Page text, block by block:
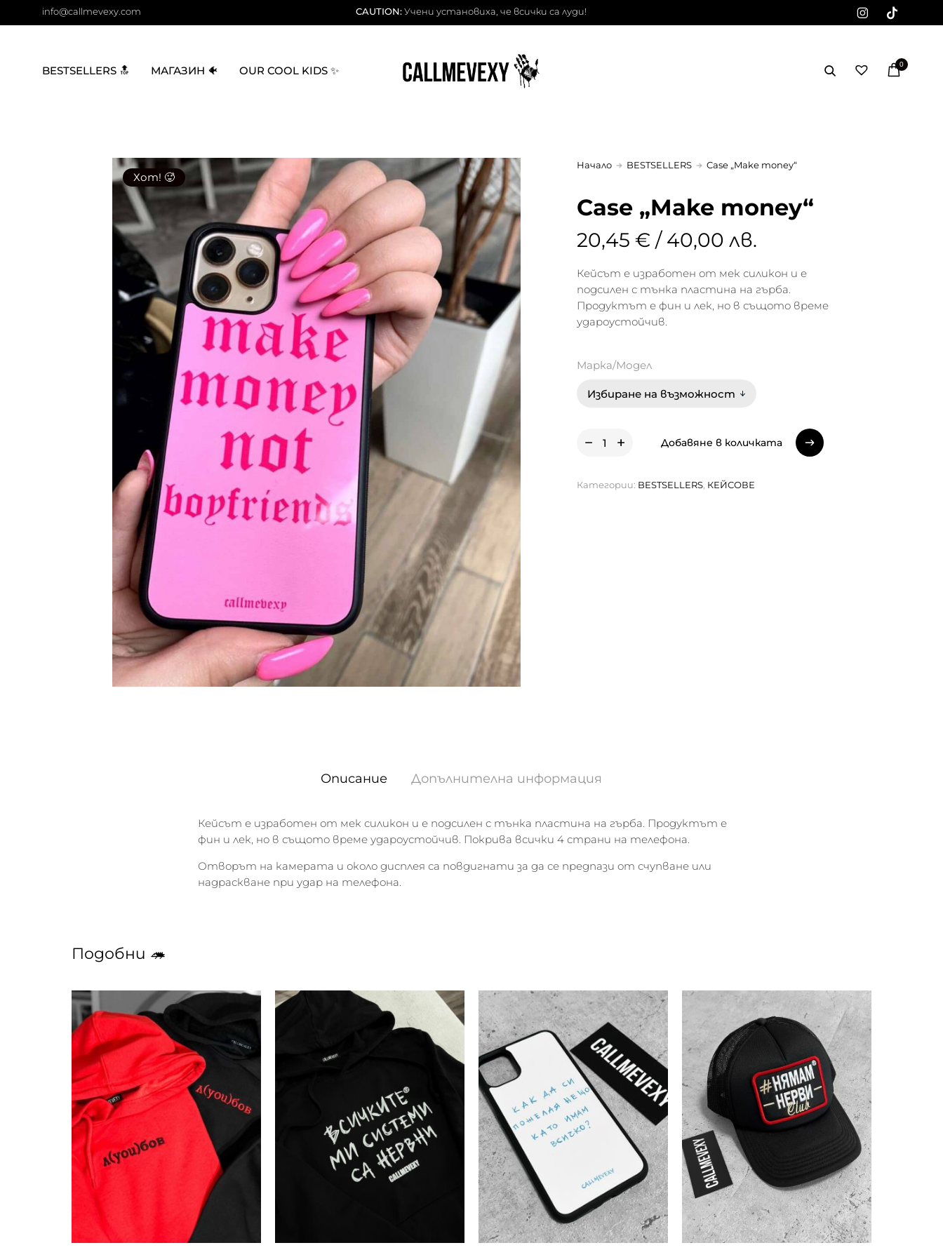
info@callmevexy.com CAUTION:Учени установиха, че всички са луди!
0
BESTSELLERS 🔝 МАГАЗИН 🐠 OUR COOL KIDS ✨
Хот! 🥵
Начало BESTSELLERS Case „Make money“
Case „Make money“
20,45 € / 40,00 лв.
Кейсът е изработен от мек силикон и е
подсилен с тънка пластина на гърба.
Продуктът е фин и лек, но в същото време
удароустойчив.
Марка/Модел
Добавяне в количката
Категории: BESTSELLERS, КЕЙСОВЕ
Описание Допълнителна информация
Кейсът е изработен от мек силикон и е подсилен с тънка пластина на гърба. Продуктът е
фин и лек, но в същото време удароустойчив. Покрива всички 4 страни на телефона.
Отворът на камерата и около дисплея са повдигнати за да се предпази от счупване или
надраскване при удар на телефона.
Подобни 🦔